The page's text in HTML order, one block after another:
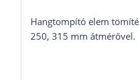
Hangtompító elem
250, 315 mm átmérővel.